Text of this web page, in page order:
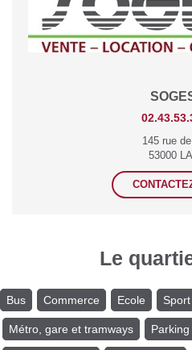
145 rue
53000
Le
Bus Commerce Ecole Sport
Métro, gare et tramways Parking